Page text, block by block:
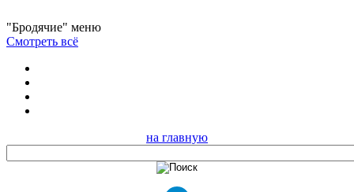
"Бродячие" меню
Смотреть всё
на главную